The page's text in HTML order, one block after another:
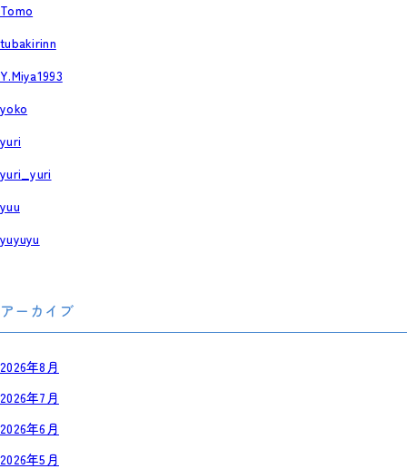
Tomo
tubakirinn
Y.Miya1993
yoko
yuri
yuri_yuri
yuu
yuyuyu
アーカイブ
2026年8月
2026年7月
2026年6月
2026年5月